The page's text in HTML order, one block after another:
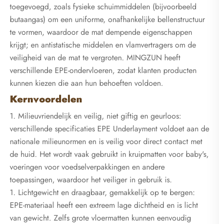
toegevoegd, zoals fysieke schuimmiddelen (bijvoorbeeld
butaangas) om een ​​uniforme, onafhankelijke bellenstructuur
te vormen, waardoor de mat dempende eigenschappen
krijgt; en antistatische middelen en vlamvertragers om de
veiligheid van de mat te vergroten. MINGZUN heeft
verschillende EPE-ondervloeren, zodat klanten producten
kunnen kiezen die aan hun behoeften voldoen.
Kernvoordelen
1. Milieuvriendelijk en veilig, niet giftig en geurloos:
verschillende specificaties EPE Underlayment voldoet aan de
nationale milieunormen en is veilig voor direct contact met
de huid. Het wordt vaak gebruikt in kruipmatten voor baby's,
voeringen voor voedselverpakkingen en andere
toepassingen, waardoor het veiliger in gebruik is.
1. Lichtgewicht en draagbaar, gemakkelijk op te bergen:
EPE-materiaal heeft een extreem lage dichtheid en is licht
van gewicht. Zelfs grote vloermatten kunnen eenvoudig